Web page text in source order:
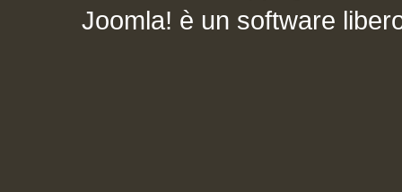
Joomla! è un software